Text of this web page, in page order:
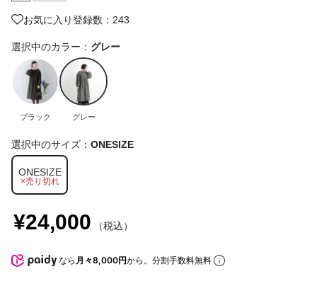
お気に入り登録数：243
選択中のカラー： グレー
ブラック グレー
選択中のサイズ： ONESIZE
ONESIZE
×売り切れ
¥24,000 （税込）
なら 月々8,000円から。分割手数料無料